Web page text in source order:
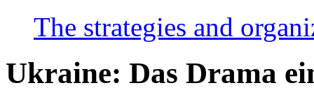
The strategies and
Ukraine: Das Drama